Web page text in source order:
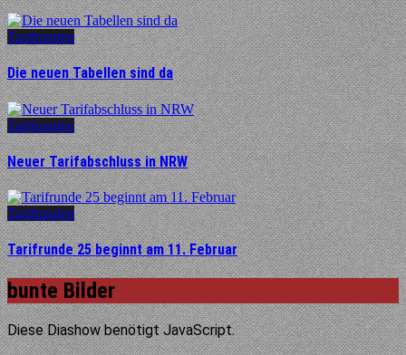
Tarifrunden
Die neuen Tabellen sind da
Tarifrunden
Neuer Tarifabschluss in NRW
Tarifrunden
Tarifrunde 25 beginnt am 11. Februar
bunte Bilder
Diese Diashow benötigt JavaScript.